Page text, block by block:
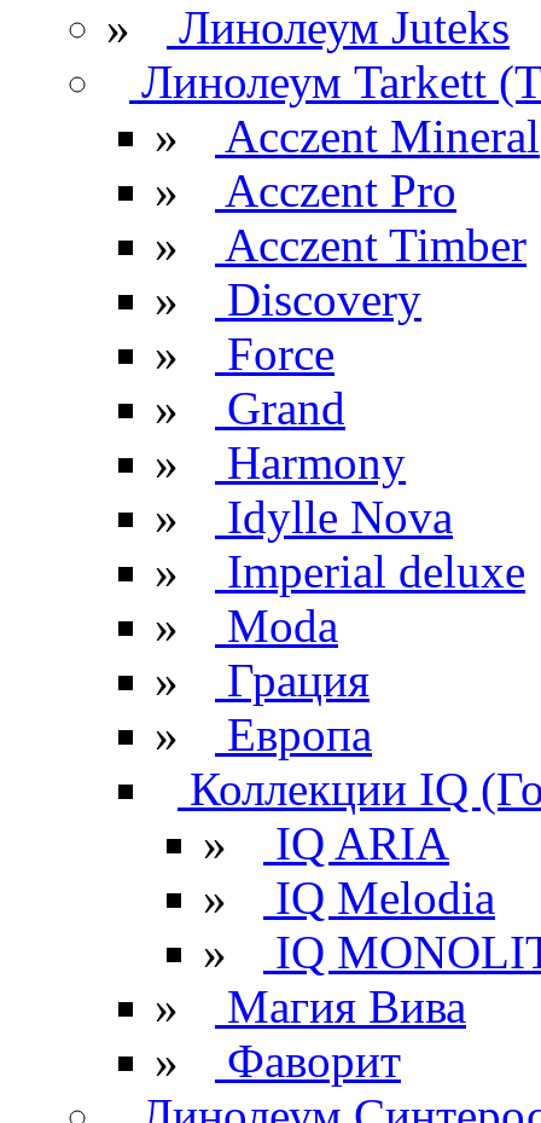
»
Линолеум Juteks
Линолеум Tarkett
»
Acczent Mineral
»
Acczent Pro
»
Acczent Timber
»
Discovery
»
Force
»
Grand
»
Harmony
»
Idylle Nova
»
Imperial deluxe
»
Moda
»
Грация
»
Европа
Коллекции IQ
»
IQ ARIA
»
IQ Melodia
»
IQ
»
Магия Вива
»
Фаворит